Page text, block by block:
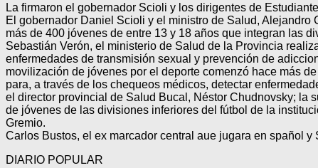
La firmaron el gobernador Scioli y los dirigentes de
El gobernador Daniel Scioli y el ministro de Salud,
más de 400 jóvenes de entre 13 y 18 años que integran las
Sebastián Verón, el ministerio de Salud de la Provincia
enfermedades de transmisión sexual y prevención de
movilización de jóvenes por el deporte comenzó hace más
para, a través de los chequeos médicos, detectar
el director provincial de Salud Bucal, Néstor Chudnovsky; la
de jóvenes de las divisiones inferiores del fútbol de la
Gremio.
Carlos Bustos, el ex marcador central aue jugara en spañol
DIARIO POPULAR